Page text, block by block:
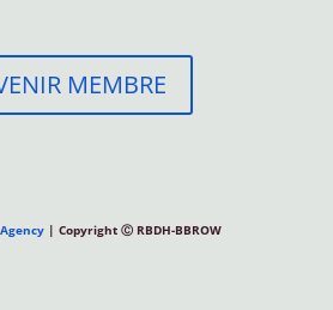
MEMBRE
| Copyright Ⓒ RBDH-BBROW